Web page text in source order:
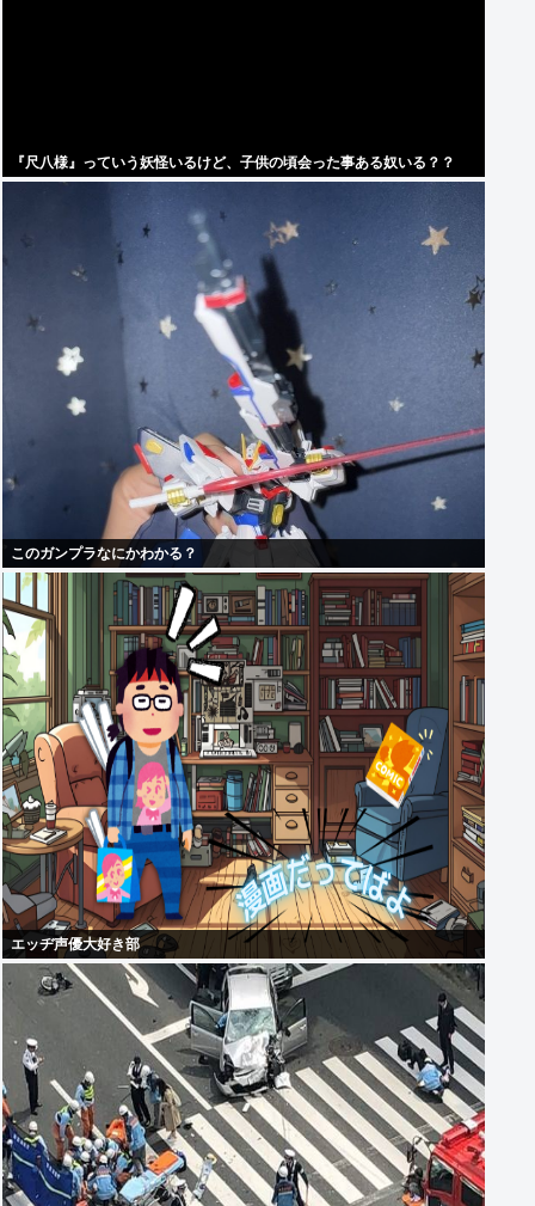
『尺八様』っていう妖怪いるけど、子供の頃会った事ある奴いる？？
このガンプラなにかわかる？
エッヂ声優大好き部